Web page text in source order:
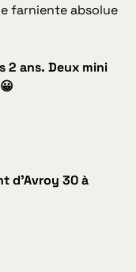
farnienteabsolue
2 ans. Deux mini
d’Avroy 30 à